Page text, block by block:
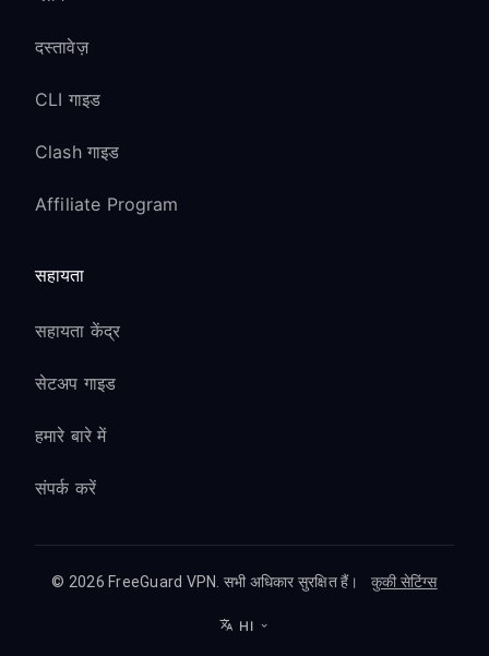
दस्तावेज़
CLI गाइड
Clash गाइड
Affiliate Program
सहायता
सहायता केंद्र
सेटअप गाइड
हमारे बारे में
संपर्क करें
© 2026 FreeGuard VPN. सभी अधिकार सुरक्षित हैं। कुकी सेटिंग्स
HI